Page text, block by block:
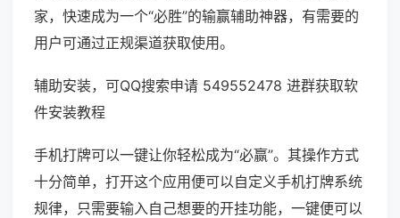
家，快速成为一个“必胜”的输赢辅助神器，有需要的
用户可通过正规渠道获取使用。
辅助安装，可QQ搜索申请 549552478 进群获取软
件安装教程
手机打牌可以一键让你轻松成为“必赢”。其操作方式
十分简单，打开这个应用便可以自定义手机打牌系统
规律，只需要输入自己想要的开挂功能，一键便可以